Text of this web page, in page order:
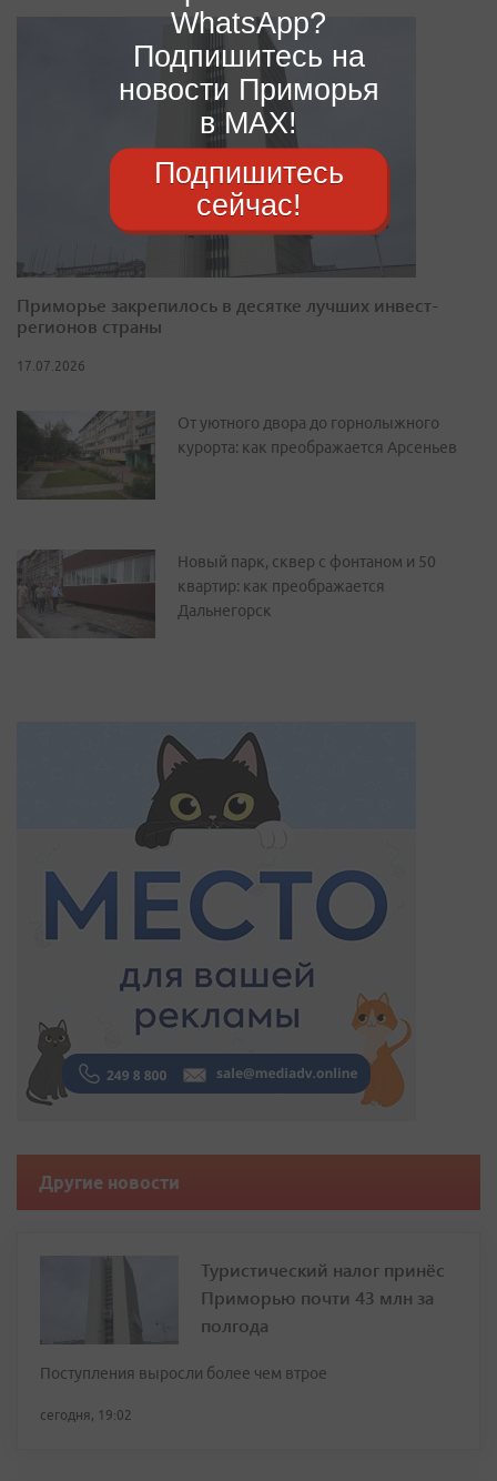
Приморье закрепилось в десятке лучших инвест-
регионов страны
17.07.2026
От уютного двора до горнолыжного
курорта: как преображается Арсеньев
Новый парк, сквер с фонтаном и 50
квартир: как преображается
Дальнегорск
Другие новости
Туристический налог принёс
Приморью почти 43 млн за
полгода
Поступления выросли более чем втрое
сегодня, 19:02
WhatsApp?
Подпишитесь на
новости Приморья
в MAX!
Подпишитесь
сейчас!